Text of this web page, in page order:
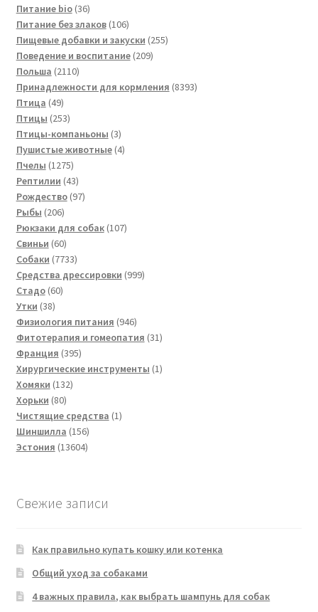
Питание bio 3636
товаров
Питание без злаков 106106
товаров
Пищевые добавки и закуски 255255
Поведение и воспитание 209209
Польша 21102110
товаров
Принадлежности для кормления 83938393
Птица 4949
товаров
Птицы 253253
товара
Птицы-компаньоны 33
товара
Пушистые животные 44
Пчелы 12751275
товаров
Рептилии 4343
товара
Рождество 9797
Рыбы 206206
товаров
Рюкзаки для собак 107107
Свиньи 6060
товаров
Собаки 77337733
товара
Средства дрессировки 999999
Стадо 6060
Утки 3838
товаров
Физиология питания 946946
товаров
Фитотерапия и гомеопатия 3131
Франция 395395
товаров
Хирургические инструменты 11
Хомяки 132132
Хорьки 8080
товаров
Чистящие средства 11
Шиншилла 156156
товаров
Эстония 1360413604
Свежие записи
Как правильно купать кошку или котенка
Общий уход за собаками
4 важных правила, как выбрать шампунь для собак